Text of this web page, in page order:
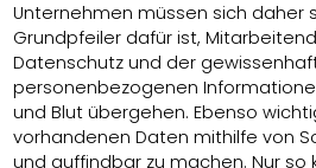
Unternehmen müssen sich daher
Grundpfeiler dafür ist,
Datenschutz und der
personenbezogenen
und Blut übergehen. Ebenso
vorhandenen Daten mithilfe von
und auffindbar zu machen. Nur so